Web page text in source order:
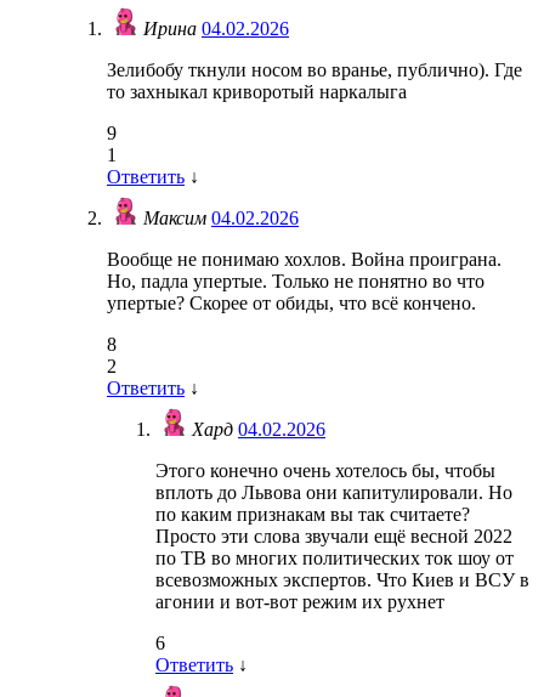
Ирина 04.02.2026
Зелибобу ткнули носом во вранье, публично). Где
то захныкал криворотый наркалыга
9
1
Ответить ↓
Максим 04.02.2026
Вообще не понимаю хохлов. Война проиграна.
Но, падла упертые. Только не понятно во что
упертые? Скорее от обиды, что всё кончено.
8
2
Ответить ↓
Хард 04.02.2026
Этого конечно очень хотелось бы, чтобы
вплоть до Львова они капитулировали. Но
по каким признакам вы так считаете?
Просто эти слова звучали ещё весной 2022
по ТВ во многих политических ток шоу от
всевозможных экспертов. Что Киев и ВСУ в
агонии и вот-вот режим их рухнет
6
Ответить ↓